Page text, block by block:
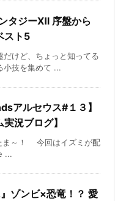
タジーⅫ 序盤から
スト5
けど、ちょっと知ってる
小技を集めて ...
アルセウス#１３】
況ブログ】
～！ 今回はイズミが配
...
ゾンビ×恐竜！？ 愛